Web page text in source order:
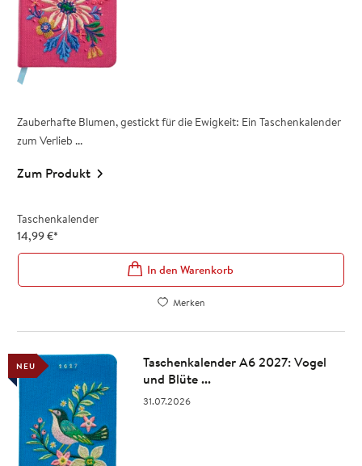
Zauberhafte Blumen, gestickt für die Ewigkeit: Ein Taschenkalender
zum Verlieb ...
Zum Produkt
Taschenkalender
14,99€*
In den Warenkorb
Merken
NEU
Taschenkalender A6 2027: Vogel
und Blüte ...
31.07.2026